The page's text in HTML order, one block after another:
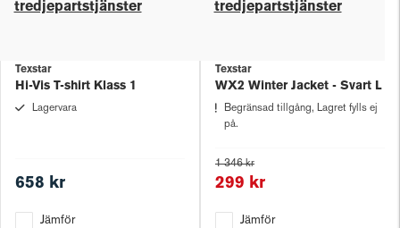
tredjepartstjänster
Texstar
Hi-Vis T-shirt Klass 1
Lagervara
658 kr
Jämför
tredjepartstjänster
Texstar
WX2 Winter Jacket - Svart L
Begränsad tillgång, Lagret fylls ej
på.
1 346 kr
299 kr
Jämför